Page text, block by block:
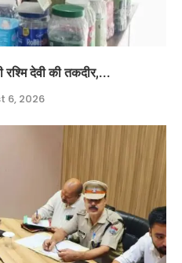
रश्मि देवी की तकदीर,...
6, 2026